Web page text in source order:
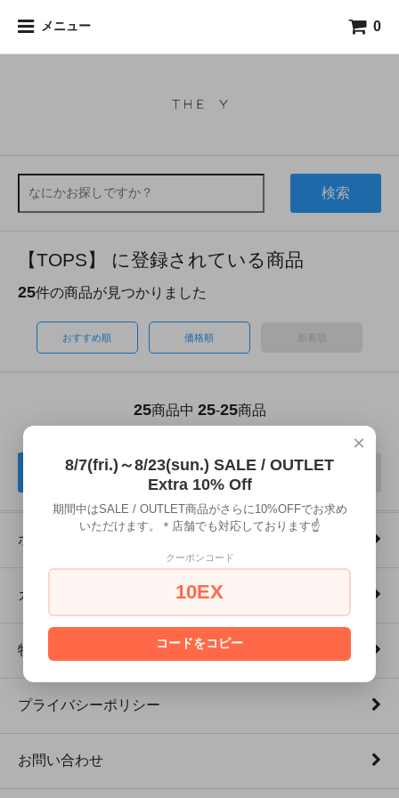
メニュー 0
検索
【TOPS】 に登録されている商品
25件の商品が見つかりました
おすすめ順 価格順 新着順
25商品中 25-25商品
戻る 次へ
ホーム
カートを見る
特定商取引法に基づく表記
プライバシーポリシー
お問い合わせ
×
8/7(fri.)～8/23(sun.) SALE / OUTLET
Extra 10% Off
期間中はSALE / OUTLET商品がさらに10%OFFでお求め
いただけます。＊店舗でも対応しております☝
クーポンコード
10EX
コードをコピー